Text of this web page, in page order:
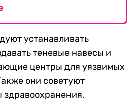
устанавливать
теневые навесы и
центры для уязвимых
они советуют
здравоохранения.